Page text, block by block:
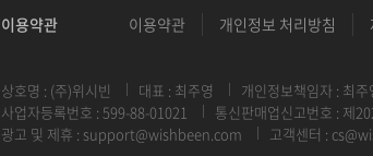
이용약관 이용약관 개인정보 처리방침
상호명 : (주)위시빈 대표 : 최주영
개인정보책임자 : 최주
사업자등록번호 : 599-88-01021
통신판매업신고번호 : 제
광고 및 제휴 : support@wishbeen.com 고객센터 :